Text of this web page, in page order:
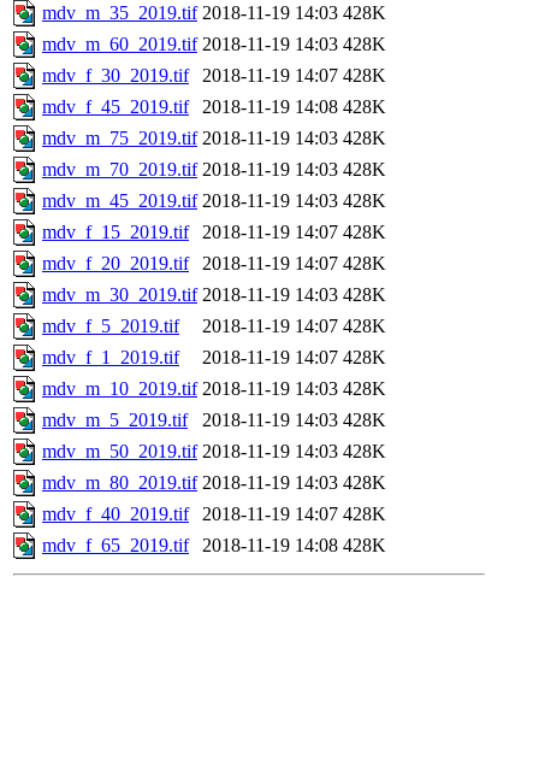
mdv_m_35_2019.tif 2018-11-19 14:03 428K
mdv_m_60_2019.tif 2018-11-19 14:03 428K
mdv_f_30_2019.tif
2018-11-19 14:07 428K
mdv_f_45_2019.tif
2018-11-19 14:08 428K
mdv_m_75_2019.tif 2018-11-19 14:03 428K
mdv_m_70_2019.tif 2018-11-19 14:03 428K
mdv_m_45_2019.tif 2018-11-19 14:03 428K
mdv_f_15_2019.tif
2018-11-19 14:07 428K
mdv_f_20_2019.tif
2018-11-19 14:07 428K
mdv_m_30_2019.tif 2018-11-19 14:03 428K
mdv_f_5_2019.tif
2018-11-19 14:07 428K
mdv_f_1_2019.tif
2018-11-19 14:07 428K
mdv_m_10_2019.tif 2018-11-19 14:03 428K
mdv_m_5_2019.tif
2018-11-19 14:03 428K
mdv_m_50_2019.tif 2018-11-19 14:03 428K
mdv_m_80_2019.tif 2018-11-19 14:03 428K
mdv_f_40_2019.tif
2018-11-19 14:07 428K
mdv_f_65_2019.tif
2018-11-19 14:08 428K